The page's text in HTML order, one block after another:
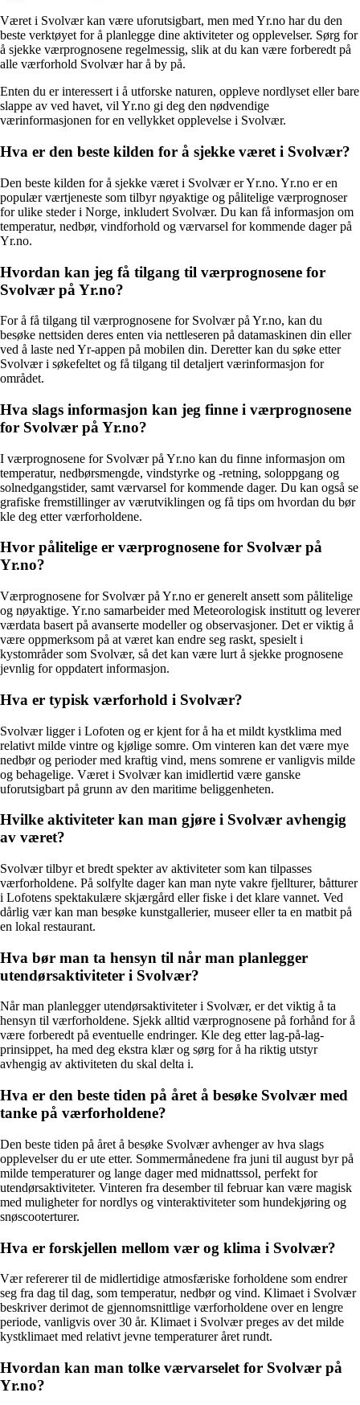
Været i Svolvær kan være uforutsigbart, men med Yr.no har du den
beste verktøyet for å planlegge dine aktiviteter og opplevelser. Sørg for
å sjekke værprognosene regelmessig, slik at du kan være forberedt på
alle værforhold Svolvær har å by på.
Enten du er interessert i å utforske naturen, oppleve nordlyset eller bare
slappe av ved havet, vil Yr.no gi deg den nødvendige
værinformasjonen for en vellykket opplevelse i Svolvær.
Hva er den beste kilden for å sjekke været i Svolvær?
Den beste kilden for å sjekke været i Svolvær er Yr.no. Yr.no er en
populær værtjeneste som tilbyr nøyaktige og pålitelige værprognoser
for ulike steder i Norge, inkludert Svolvær. Du kan få informasjon om
temperatur, nedbør, vindforhold og værvarsel for kommende dager på
Yr.no.
Hvordan kan jeg få tilgang til værprognosene for
Svolvær på Yr.no?
For å få tilgang til værprognosene for Svolvær på Yr.no, kan du
besøke nettsiden deres enten via nettleseren på datamaskinen din eller
ved å laste ned Yr-appen på mobilen din. Deretter kan du søke etter
Svolvær i søkefeltet og få tilgang til detaljert værinformasjon for
området.
Hva slags informasjon kan jeg finne i værprognosene
for Svolvær på Yr.no?
I værprognosene for Svolvær på Yr.no kan du finne informasjon om
temperatur, nedbørsmengde, vindstyrke og -retning, soloppgang og
solnedgangstider, samt værvarsel for kommende dager. Du kan også se
grafiske fremstillinger av værutviklingen og få tips om hvordan du bør
kle deg etter værforholdene.
Hvor pålitelige er værprognosene for Svolvær på
Yr.no?
Værprognosene for Svolvær på Yr.no er generelt ansett som pålitelige
og nøyaktige. Yr.no samarbeider med Meteorologisk institutt og leverer
værdata basert på avanserte modeller og observasjoner. Det er viktig å
være oppmerksom på at været kan endre seg raskt, spesielt i
kystområder som Svolvær, så det kan være lurt å sjekke prognosene
jevnlig for oppdatert informasjon.
Hva er typisk værforhold i Svolvær?
Svolvær ligger i Lofoten og er kjent for å ha et mildt kystklima med
relativt milde vintre og kjølige somre. Om vinteren kan det være mye
nedbør og perioder med kraftig vind, mens somrene er vanligvis milde
og behagelige. Været i Svolvær kan imidlertid være ganske
uforutsigbart på grunn av den maritime beliggenheten.
Hvilke aktiviteter kan man gjøre i Svolvær avhengig
av været?
Svolvær tilbyr et bredt spekter av aktiviteter som kan tilpasses
værforholdene. På solfylte dager kan man nyte vakre fjellturer, båtturer
i Lofotens spektakulære skjærgård eller fiske i det klare vannet. Ved
dårlig vær kan man besøke kunstgallerier, museer eller ta en matbit på
en lokal restaurant.
Hva bør man ta hensyn til når man planlegger
utendørsaktiviteter i Svolvær?
Når man planlegger utendørsaktiviteter i Svolvær, er det viktig å ta
hensyn til værforholdene. Sjekk alltid værprognosene på forhånd for å
være forberedt på eventuelle endringer. Kle deg etter lag-på-lag-
prinsippet, ha med deg ekstra klær og sørg for å ha riktig utstyr
avhengig av aktiviteten du skal delta i.
Hva er den beste tiden på året å besøke Svolvær med
tanke på værforholdene?
Den beste tiden på året å besøke Svolvær avhenger av hva slags
opplevelser du er ute etter. Sommermånedene fra juni til august byr på
milde temperaturer og lange dager med midnattssol, perfekt for
utendørsaktiviteter. Vinteren fra desember til februar kan være magisk
med muligheter for nordlys og vinteraktiviteter som hundekjøring og
snøscooterturer.
Hva er forskjellen mellom vær og klima i Svolvær?
Vær refererer til de midlertidige atmosfæriske forholdene som endrer
seg fra dag til dag, som temperatur, nedbør og vind. Klimaet i Svolvær
beskriver derimot de gjennomsnittlige værforholdene over en lengre
periode, vanligvis over 30 år. Klimaet i Svolvær preges av det milde
kystklimaet med relativt jevne temperaturer året rundt.
Hvordan kan man tolke værvarselet for Svolvær på
Yr.no?